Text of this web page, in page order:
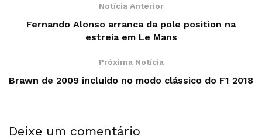
Notícia Anterior
Fernando Alonso arranca da pole position na
estreia em Le Mans
Próxima Notícia
Brawn de 2009 incluído no modo clássico do F1 2018
Deixe um comentário